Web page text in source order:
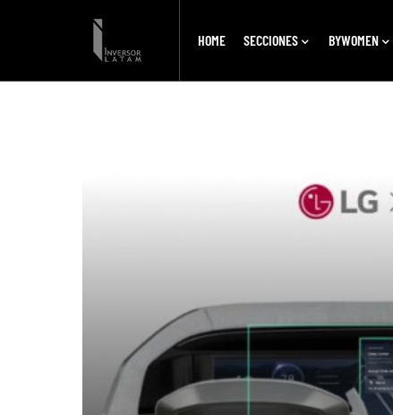
HOME SECCIONES BYWOMEN